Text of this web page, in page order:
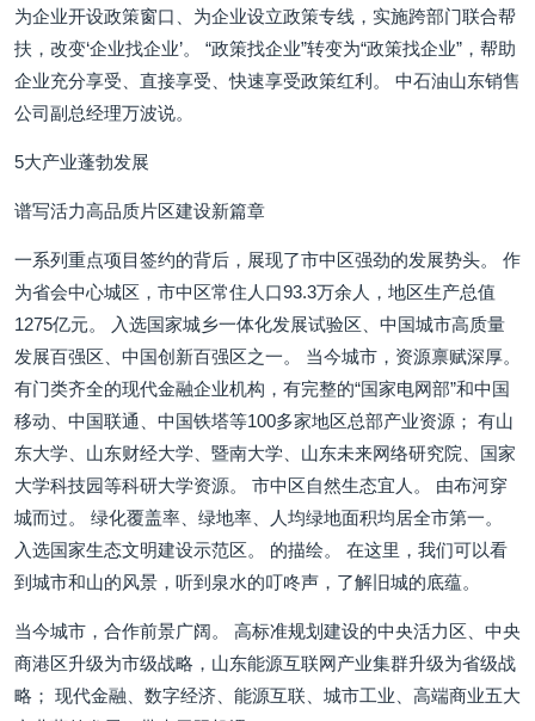
为企业开设政策窗口、为企业设立政策专线，实施跨部门联合帮
扶，改变‘企业找企业’。 “政策找企业”转变为“政策找企业”，帮助
企业充分享受、直接享受、快速享受政策红利。 中石油山东销售
公司副总经理万波说。
5大产业蓬勃发展
谱写活力高品质片区建设新篇章
一系列重点项目签约的背后，展现了市中区强劲的发展势头。 作
为省会中心城区，市中区常住人口93.3万余人，地区生产总值
1275亿元。 入选国家城乡一体化发展试验区、中国城市高质量
发展百强区、中国创新百强区之一。 当今城市，资源禀赋深厚。
有门类齐全的现代金融企业机构，有完整的“国家电网部”和中国
移动、中国联通、中国铁塔等100多家地区总部产业资源； 有山
东大学、山东财经大学、暨南大学、山东未来网络研究院、国家
大学科技园等科研大学资源。 市中区自然生态宜人。 由布河穿
城而过。 绿化覆盖率、绿地率、人均绿地面积均居全市第一。
入选国家生态文明建设示范区。 的描绘。 在这里，我们可以看
到城市和山的风景，听到泉水的叮咚声，了解旧城的底蕴。
当今城市，合作前景广阔。 高标准规划建设的中央活力区、中央
商港区升级为市级战略，山东能源互联网产业集群升级为省级战
略； 现代金融、数字经济、能源互联、城市工业、高端商业五大